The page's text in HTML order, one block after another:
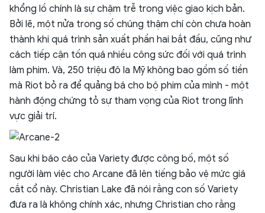
khổng lồ chính là sự chậm trễ trong việc giao kịch bản.
Bởi lẽ, một nửa trong số chúng thậm chí còn chưa hoàn
thành khi quá trình sản xuất phần hai bắt đầu, cũng như
cách tiếp cận tốn quá nhiều công sức đối với quá trình
làm phim. Và, 250 triệu đô la Mỹ không bao gồm số tiền
mà Riot bỏ ra để quảng bá cho bộ phim của mình - một
hành động chứng tỏ sự tham vọng của Riot trong lĩnh
vực giải trí.
Sau khi báo cáo của Variety được công bố, một số
người làm việc cho Arcane đã lên tiếng bảo vệ mức giá
cắt cổ này. Christian Lake đã nói rằng con số Variety
đưa ra là không chính xác, nhưng Christian cho rằng